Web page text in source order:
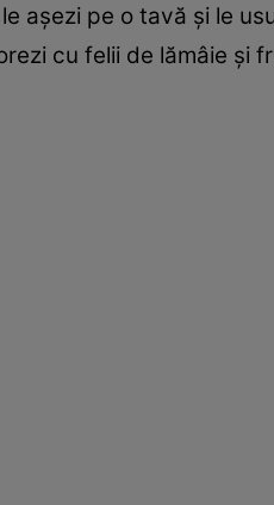
aşezi pe o tavă şi le
cu felii de lămâie şi